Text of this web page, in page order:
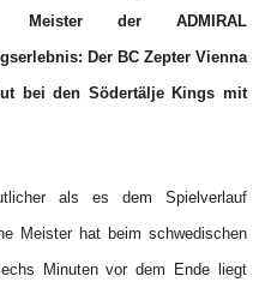
Meister der ADMIRAL
Der BC Zepter Vienna
bei den Södertälje Kings mit
als es dem Spielverlauf
Meister hat beim schwedischen
Minuten vor dem Ende liegt